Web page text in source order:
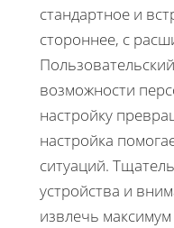
стандартное и
стороннее, с
возможности
настройку
настройка
ситуаций.
устройства и
извлечь